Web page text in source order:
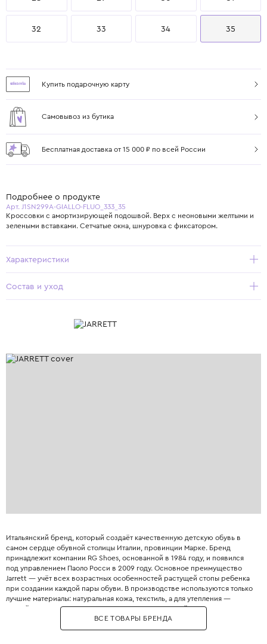
32 33 34 35
Купить подарочную карту
Самовывоз из бутика
Бесплатная доставка от 15 000 ₽ по всей России
Подробнее о продукте
Арт. J1SN299A-GIALLO-FLUO_333_35
Кроссовки с амортизирующей подошвой. Верх с неоновыми желтыми и
зелеными вставками. Сетчатые окна, шнуровка с фиксатором.
Характеристики
Состав и уход
Итальянский бренд, который создаёт качественную детскую обувь в
самом сердце обувной столицы Италии, провинции Марке. Бренд
принадлежит компании RG Shoes, основанной в 1984 году, и появился
под управлением Паоло Росси в 2009 году. Основное преимущество
Jarrett — учёт всех возрастных особенностей растущей стопы ребенка
при создании каждой пары обуви. В производстве используются только
лучшие материалы: натуральная кожа, текстиль, а для утепления —
мягкий кашемир и овчина. Jarrett выпускает широкий ассортимент
обуви на любой сезон, включая ботинки, кеды, лоферы, балетки,
сандалии и сапоги. Все этапы производства от кройки до сборки
ВСЕ ТОВАРЫ БРЕНДА